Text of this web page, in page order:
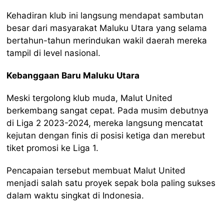
Kehadiran klub ini langsung mendapat sambutan
besar dari masyarakat Maluku Utara yang selama
bertahun-tahun merindukan wakil daerah mereka
tampil di level nasional.
Kebanggaan Baru Maluku Utara
Meski tergolong klub muda, Malut United
berkembang sangat cepat. Pada musim debutnya
di Liga 2 2023-2024, mereka langsung mencatat
kejutan dengan finis di posisi ketiga dan merebut
tiket promosi ke Liga 1.
Pencapaian tersebut membuat Malut United
menjadi salah satu proyek sepak bola paling sukses
dalam waktu singkat di Indonesia.